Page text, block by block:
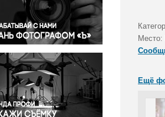
Правосудие
Происшествия и конфликты
Религия
Светская жизнь
Спорт
Экология
Экономика и бизнес
Место:
Ещё